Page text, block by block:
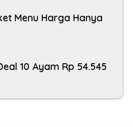
Menu Harga Hanya
10 Ayam Rp 54.545